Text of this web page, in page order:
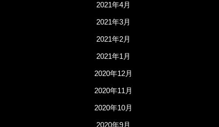
2021年4月
2021年3月
2021年2月
2021年1月
2020年12月
2020年11月
2020年10月
2020年9月